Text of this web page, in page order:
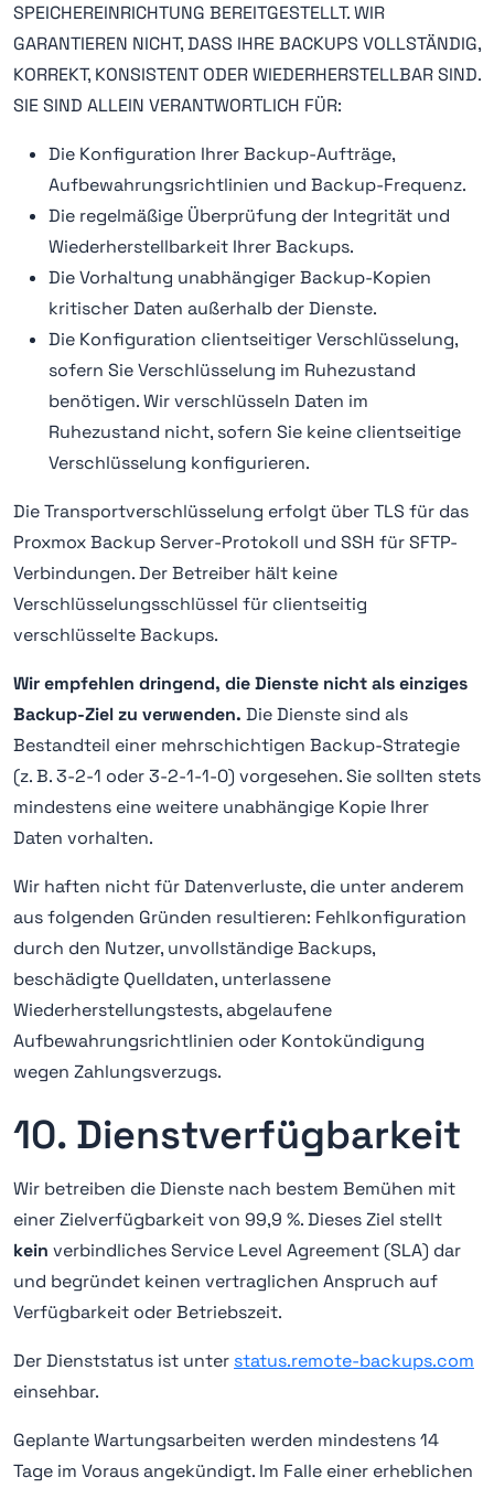
SPEICHEREINRICHTUNG BEREITGESTELLT. WIR
GARANTIEREN NICHT, DASS IHRE BACKUPS VOLLSTÄNDIG,
KORREKT, KONSISTENT ODER WIEDERHERSTELLBAR SIND.
SIE SIND ALLEIN VERANTWORTLICH FÜR:
Die Konfiguration Ihrer Backup-Aufträge,
Aufbewahrungsrichtlinien und Backup-Frequenz.
Die regelmäßige Überprüfung der Integrität und
Wiederherstellbarkeit Ihrer Backups.
Die Vorhaltung unabhängiger Backup-Kopien
kritischer Daten außerhalb der Dienste.
Die Konfiguration clientseitiger Verschlüsselung,
sofern Sie Verschlüsselung im Ruhezustand
benötigen. Wir verschlüsseln Daten im
Ruhezustand nicht, sofern Sie keine clientseitige
Verschlüsselung konfigurieren.
Die Transportverschlüsselung erfolgt über TLS für das
Proxmox Backup Server-Protokoll und SSH für SFTP-
Verbindungen. Der Betreiber hält keine
Verschlüsselungsschlüssel für clientseitig
verschlüsselte Backups.
Wir empfehlen dringend, die Dienste nicht als einziges
Backup-Ziel zu verwenden. Die Dienste sind als
Bestandteil einer mehrschichtigen Backup-Strategie
(z. B. 3-2-1 oder 3-2-1-1-0) vorgesehen. Sie sollten stets
mindestens eine weitere unabhängige Kopie Ihrer
Daten vorhalten.
Wir haften nicht für Datenverluste, die unter anderem
aus folgenden Gründen resultieren: Fehlkonfiguration
durch den Nutzer, unvollständige Backups,
beschädigte Quelldaten, unterlassene
Wiederherstellungstests, abgelaufene
Aufbewahrungsrichtlinien oder Kontokündigung
wegen Zahlungsverzugs.
10. Dienstverfügbarkeit
Wir betreiben die Dienste nach bestem Bemühen mit
einer Zielverfügbarkeit von 99,9 %. Dieses Ziel stellt
kein verbindliches Service Level Agreement (SLA) dar
und begründet keinen vertraglichen Anspruch auf
Verfügbarkeit oder Betriebszeit.
Der Dienststatus ist unter status.remote-backups.com
einsehbar.
Geplante Wartungsarbeiten werden mindestens 14
Tage im Voraus angekündigt. Im Falle einer erheblichen